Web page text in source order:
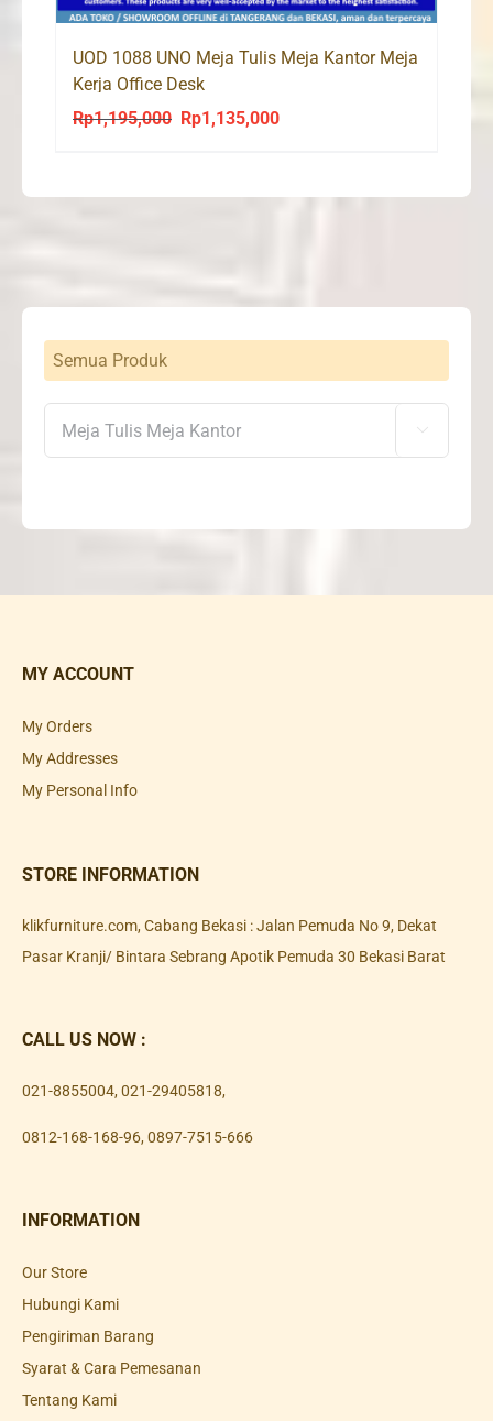
UOD 1088 UNO Meja Tulis Meja Kantor Meja
Kerja Office Desk
Rp1,195,000
Original
Rp1,135,000Current
Semua Produk

MY ACCOUNT
My Orders
My Addresses
My Personal Info
STORE INFORMATION
klikfurniture.com, Cabang Bekasi : Jalan Pemuda No 9, Dekat
Pasar Kranji/ Bintara Sebrang Apotik Pemuda 30 Bekasi Barat
CALL US NOW :
021-8855004, 021-29405818,
0812-168-168-96, 0897-7515-666
INFORMATION
Our Store
Hubungi Kami
Pengiriman Barang
Syarat & Cara Pemesanan
Tentang Kami